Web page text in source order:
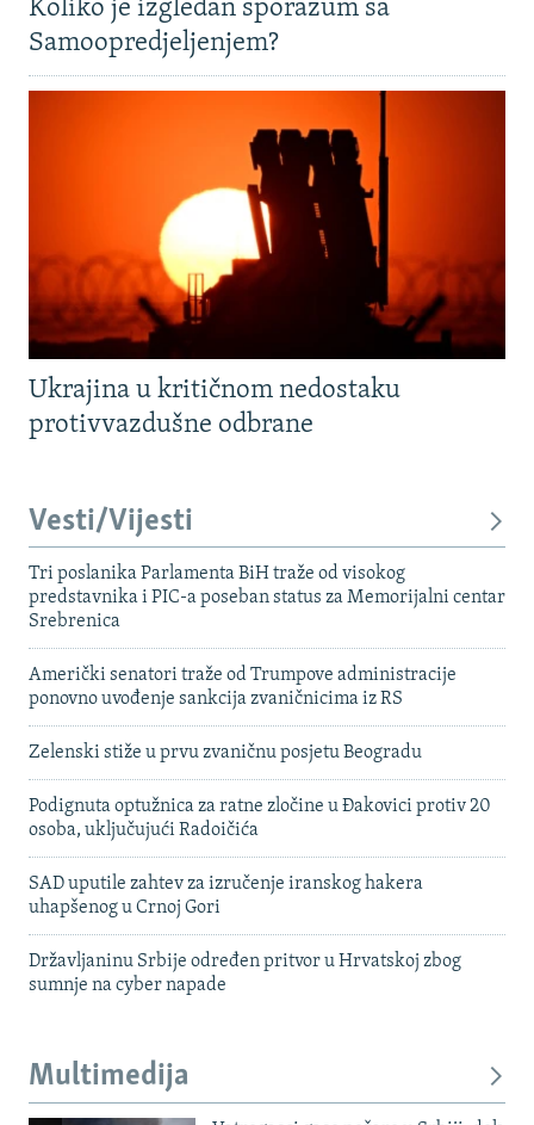
Koliko je izgledan sporazum sa
Samoopredjeljenjem?
Ukrajina u kritičnom nedostaku
protivvazdušne odbrane
Vesti/Vijesti
Tri poslanika Parlamenta BiH traže od visokog
predstavnika i PIC-a poseban status za Memorijalni centar
Srebrenica
Američki senatori traže od Trumpove administracije
ponovno uvođenje sankcija zvaničnicima iz RS
Zelenski stiže u prvu zvaničnu posjetu Beogradu
Podignuta optužnica za ratne zločine u Đakovici protiv 20
osoba, uključujući Radoičića
SAD uputile zahtev za izručenje iranskog hakera
uhapšenog u Crnoj Gori
Državljaninu Srbije određen pritvor u Hrvatskoj zbog
sumnje na cyber napade
Multimedija